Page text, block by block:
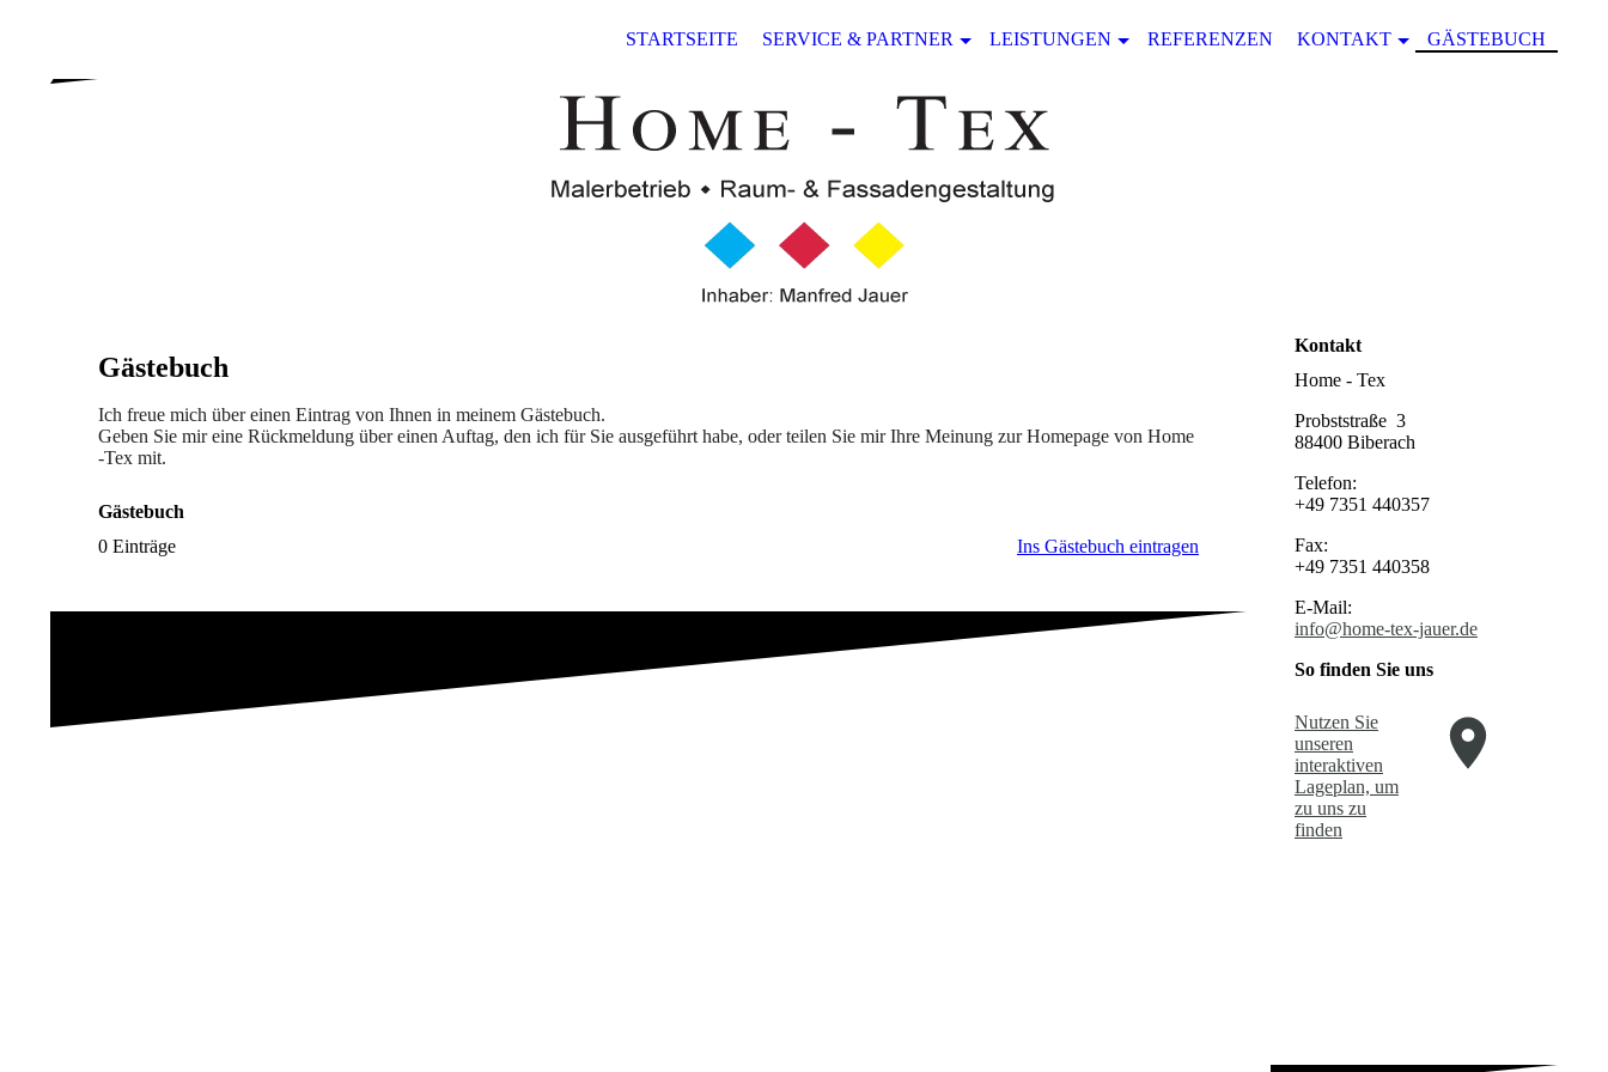
STARTSEITE SERVICE & PARTNER LEISTUNGEN REFERENZEN KONTAKT GÄSTEBUCH
Gästebuch
Ich freue mich über einen Eintrag von Ihnen in meinem Gästebuch.
Geben Sie mir eine Rückmeldung über einen Auftag, den ich für Sie ausgeführt habe, oder teilen Sie mir Ihre Meinung zur Homepage von Home
-Tex mit.
Gästebuch
0 Einträge
Ins Gästebuch eintragen
Kontakt
Home - Tex
Probststraße 3
88400 Biberach
Telefon:
+49 7351 440357
Fax:
+49 7351 440358
E-Mail:
info@home-tex-jauer.de
So finden Sie uns
Nutzen Sie
unseren
interaktiven
La­ge­plan, um
zu uns zu
finden